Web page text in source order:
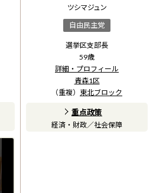
ツシマ ジュン
自由民主党
選挙区支部長
59歳
詳細・プロフィール
青森1区
（重複） 東北ブロック
重点政策
経済・財政／社会保障